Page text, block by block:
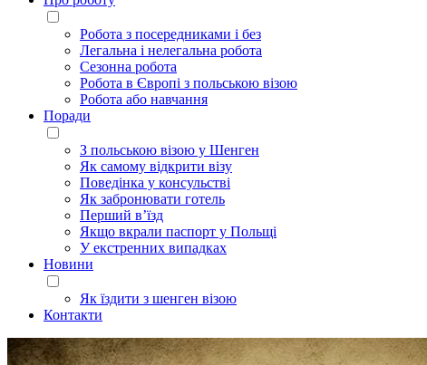
Робота з посередниками і без
Легальна і нелегальна робота
Сезонна робота
Робота в Європі з польською візою
Робота або навчання
Поради
З польською візою у Шенген
Як самому відкрити візу
Поведінка у консульстві
Як забронювати готель
Перший в’їзд
Якщо вкрали паспорт у Польщі
У екстренних випадках
Новини
Як їздити з шенген візою
Контакти